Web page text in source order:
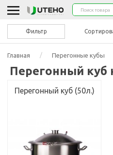
Главная Перегонные кубы
Перегонный куб
Фильтр
Перегонный куб (50л.)